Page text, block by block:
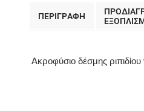
ΠΕΡΙΓΡΑΦΗ
Ακροφύσιο δέσμης